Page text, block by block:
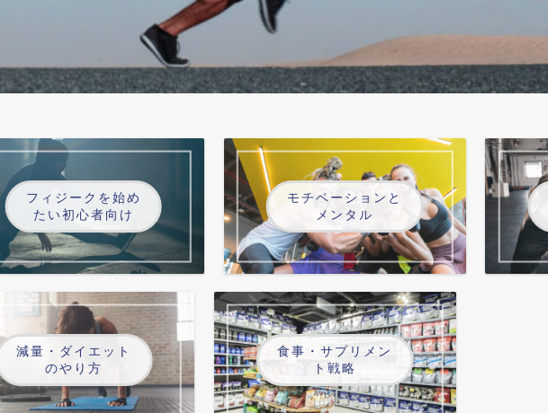
フィジークを始め
たい初心者向け
モチベーションと
メンタル
減量・ダイエット
のやり方
食事・サプリメン
ト戦略